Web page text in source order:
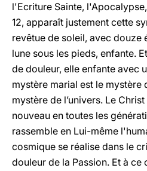
l'Ecriture Sainte,
12, apparaît justement cette
revêtue de soleil, avec douze
lune sous les pieds, enfante.
de douleur, elle enfante avec
mystère marial est le mystère
mystère de l’univers. Le
nouveau en toutes les
rassemble en Lui-même
cosmique se réalise dans le
douleur de la Passion. Et à